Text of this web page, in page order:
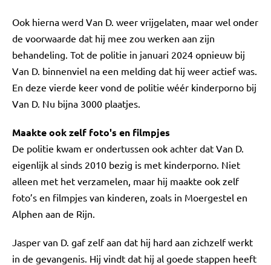
Ook hierna werd Van D. weer vrijgelaten, maar wel onder
de voorwaarde dat hij mee zou werken aan zijn
behandeling. Tot de politie in januari 2024 opnieuw bij
Van D. binnenviel na een melding dat hij weer actief was.
En deze vierde keer vond de politie wéér kinderporno bij
Van D. Nu bijna 3000 plaatjes.
Maakte ook zelf foto's en filmpjes
De politie kwam er ondertussen ook achter dat Van D.
eigenlijk al sinds 2010 bezig is met kinderporno. Niet
alleen met het verzamelen, maar hij maakte ook zelf
foto’s en filmpjes van kinderen, zoals in Moergestel en
Alphen aan de Rijn.
Jasper van D. gaf zelf aan dat hij hard aan zichzelf werkt
in de gevangenis. Hij vindt dat hij al goede stappen heeft